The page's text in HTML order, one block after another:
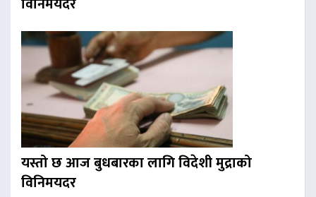
यस्तो छ आज बुधबारका लागि विदेशी मुद्राको
विनिमयदर